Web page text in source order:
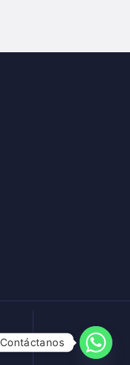
Contáctanos